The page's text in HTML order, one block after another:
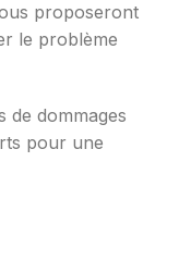
proposeront
le problème
de dommages
pour une